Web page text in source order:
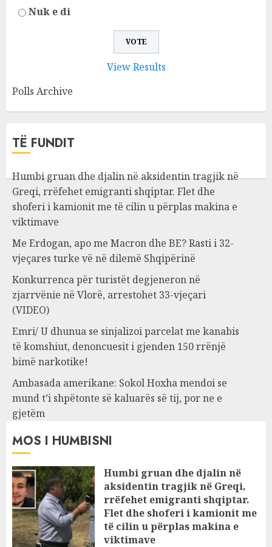
Nuk e di
View Results
Polls Archive
TË FUNDIT
Humbi gruan dhe djalin në aksidentin tragjik në
Greqi, rrëfehet emigranti shqiptar. Flet dhe
shoferi i kamionit me të cilin u përplas makina e
viktimave
Me Erdogan, apo me Macron dhe BE? Rasti i 32-
vjeçares turke vë në dilemë Shqipërinë
Konkurrenca për turistët degjeneron në
zjarrvënie në Vlorë, arrestohet 33-vjeçari
(VIDEO)
Emri/ U dhunua se sinjalizoi parcelat me kanabis
të komshiut, denoncuesit i gjenden 150 rrënjë
bimë narkotike!
Ambasada amerikane: Sokol Hoxha mendoi se
mund t’i shpëtonte së kaluarës së tij, por ne e
gjetëm
MOS I HUMBISNI
Humbi gruan dhe djalin në
aksidentin tragjik në Greqi,
rrëfehet emigranti shqiptar.
Flet dhe shoferi i kamionit me
të cilin u përplas makina e
viktimave